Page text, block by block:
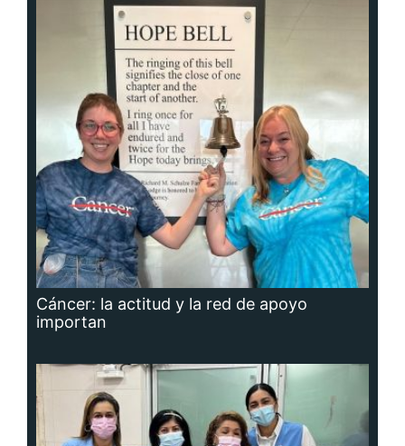
Cáncer: la actitud y la red de apoyo
importan